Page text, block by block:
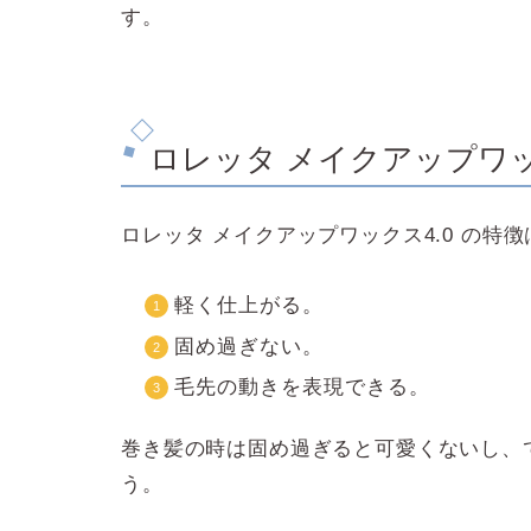
す。
ロレッタ メイクアップワ
ロレッタ メイクアップワックス4.0 の特徴
軽く仕上がる。
固め過ぎない。
毛先の動きを表現できる。
巻き髪の時は固め過ぎると可愛くないし
う。